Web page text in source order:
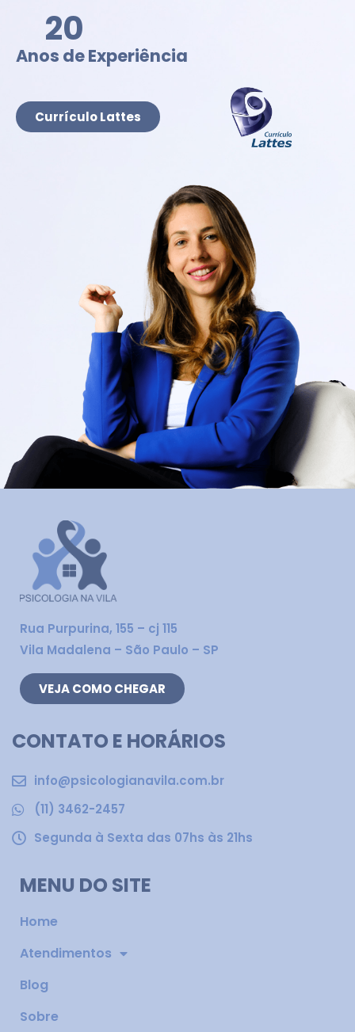
20
Anos de Experiência
Currículo Lattes
Rua Purpurina, 155 – cj 115
Vila Madalena – São Paulo – SP
VEJA COMO CHEGAR
CONTATO E HORÁRIOS
info@psicologianavila.com.br
(11) 3462-2457
Segunda à Sexta das 07hs às 21hs
MENU DO SITE
Home
Atendimentos
Blog
Sobre